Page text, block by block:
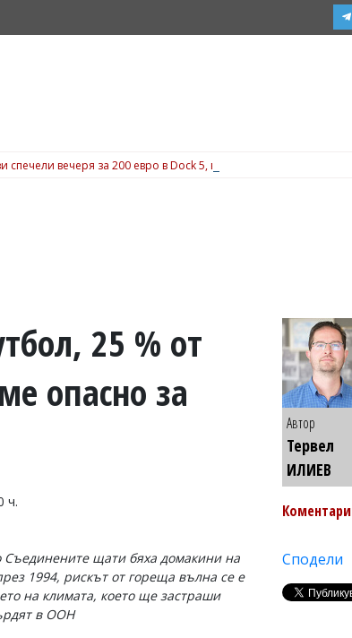
вечеря за 200 евро в Dock 5, вижте подробности
25 % от
опасно за
ч.
Съединените щати бяха домакини на
1994, рискът от гореща вълна се е
на климата, което ще застраши
в ООН
Автор
Тервел
ИЛИЕВ
Коментари
Сподели